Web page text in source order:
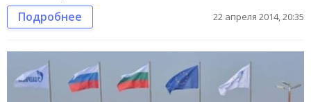
Подробнее 22 апреля 2014, 20:35